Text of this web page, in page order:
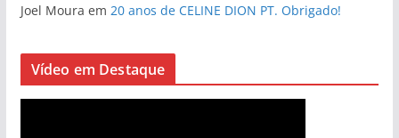
Joel Moura em 20 anos de CELINE DION PT. Obrigado!
Vídeo em Destaque